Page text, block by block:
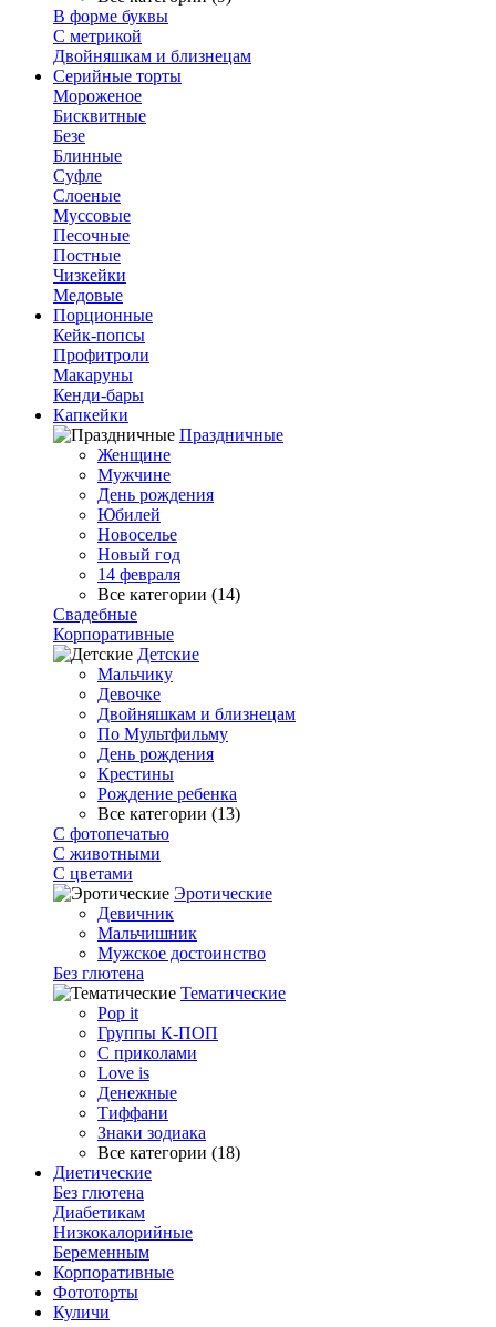
В форме буквы
С метрикой
Двойняшкам и близнецам
Серийные торты
Мороженое
Бисквитные
Безе
Блинные
Суфле
Слоеные
Муссовые
Песочные
Постные
Чизкейки
Медовые
Порционные
Кейк-попсы
Профитроли
Макаруны
Кенди-бары
Капкейки
Праздничные
Женщине
Мужчине
День рождения
Юбилей
Новоселье
Новый год
14 февраля
Все категории (14)
Свадебные
Корпоративные
Детские
Мальчику
Девочке
Двойняшкам и близнецам
По Мультфильму
День рождения
Крестины
Рождение ребенка
Все категории (13)
С фотопечатью
C животными
С цветами
Эротические
Девичник
Мальчишник
Мужское достоинство
Без глютена
Тематические
Pop it
Группы К-ПОП
С приколами
Love is
Денежные
Тиффани
Знаки зодиака
Все категории (18)
Диетические
Без глютена
Диабетикам
Низкокалорийные
Беременным
Корпоративные
Фототорты
Куличи